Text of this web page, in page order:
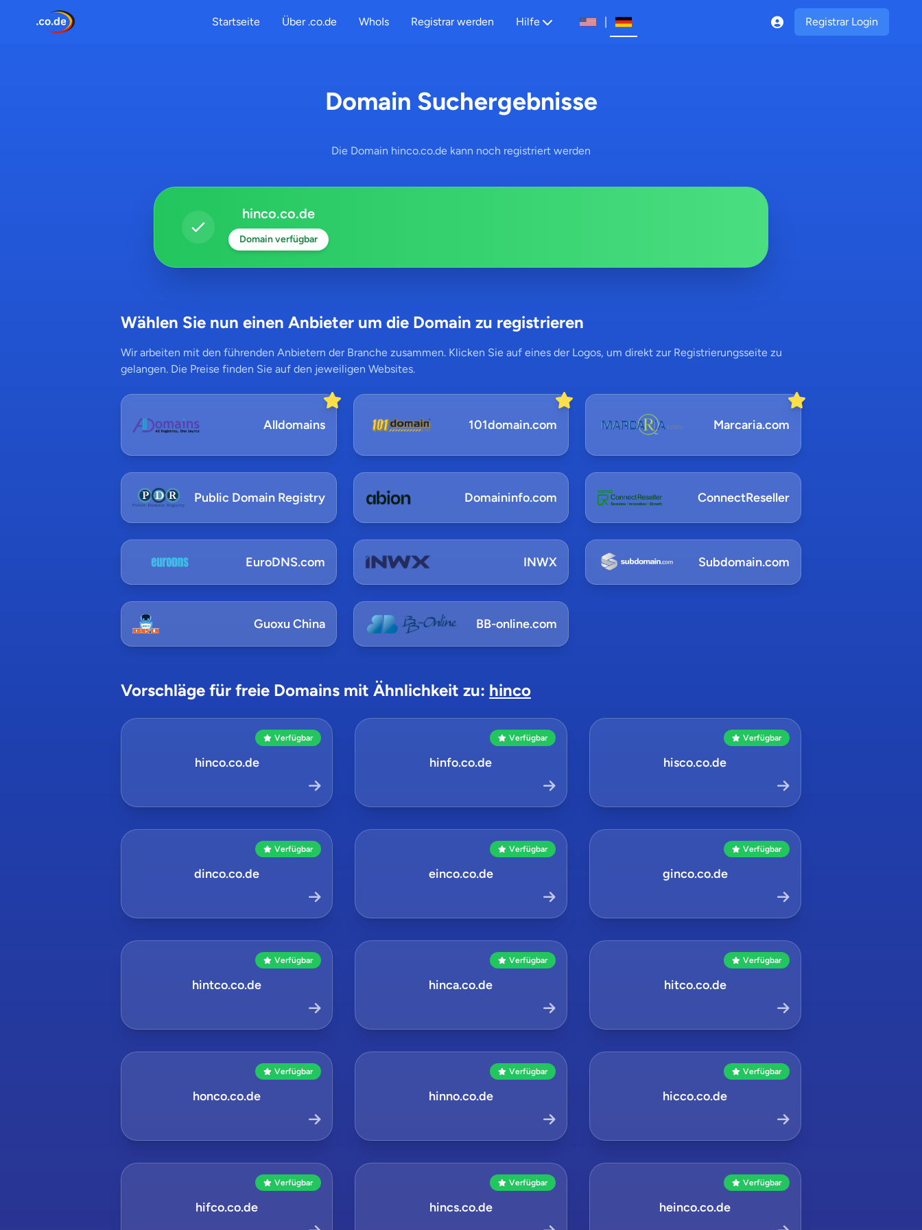
Startseite Über .co.de WhoIs Registrar werden Hilfe | Registrar Login
Domain Suchergebnisse
Die Domain hinco.co.de kann noch registriert werden
hinco.co.de
Domain verfügbar
Wählen Sie nun einen Anbieter um die Domain zu registrieren
Wir arbeiten mit den führenden Anbietern der Branche zusammen. Klicken Sie auf eines der Logos, um direkt zur Registrierungsseite zu
gelangen. Die Preise finden Sie auf den jeweiligen Websites.
Alldomains 101domain.com Marcaria.com
Public Domain Registry Domaininfo.com ConnectReseller
EuroDNS.com INWX Subdomain.com
Guoxu China BB-online.com
Vorschläge für freie Domains mit Ähnlichkeit zu: hinco
Verfügbar
hinco.co.de
Verfügbar
hinfo.co.de
Verfügbar
hisco.co.de
Verfügbar
dinco.co.de
Verfügbar
einco.co.de
Verfügbar
ginco.co.de
Verfügbar
hintco.co.de
Verfügbar
hinca.co.de
Verfügbar
hitco.co.de
Verfügbar
honco.co.de
Verfügbar
hinno.co.de
Verfügbar
hicco.co.de
Verfügbar
hifco.co.de
Verfügbar
hincs.co.de
Verfügbar
heinco.co.de